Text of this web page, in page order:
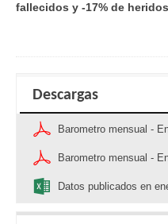
fallecidos y -17% de heridos
Descargas
Barometro mensual -
Barometro mensual -
Datos publicados en